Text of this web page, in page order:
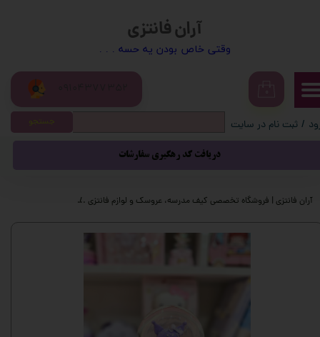
آران فانتزی
​​وقتی خاص بودن یه حسه . . .
/ ثبت نام در سایت
سفارشات
خروج از حساب کاربری
دریافت کد رهگیری سفارشات
جستجو
آران فانتزی | فروشگاه تخصصی کیف مدرسه، عروسک و لوازم فانتزی